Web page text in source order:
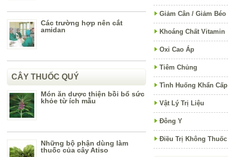
Các trường hợp nên cắt
amidan
CÂY THUỐC QUÝ
Món ăn dược thiện bồi bổ sức
khỏe từ ích mẫu
Những bộ phận dùng làm
thuốc của cây Atiso
Giảm Cân / Giảm Béo
Khoáng Chất Vitamin
Oxi Cao Áp
Tiêm Chủng
Tình Huống Khẩn Cấp
Vật Lý Trị Liệu
Đông Y
Điều Trị Không Thuốc